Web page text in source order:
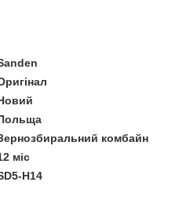
комбайн
міс
H14